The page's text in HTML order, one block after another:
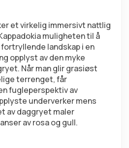
et virkelig immersivt nattlig
muligheten til å
landskap i en
opplyst av den myke
Når man glir grasiøst
terrenget, får
fugleperspektiv av
underverker mens
av daggryet maler
av rosa og gull.